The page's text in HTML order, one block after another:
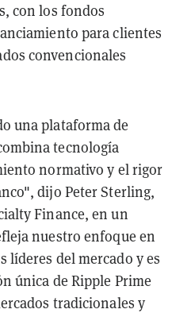
con los fondos
para clientes
convencionales
una plataforma de
tecnología
normativo y el rigor
dijo Peter Sterling,
Finance, en un
nuestro enfoque en
líderes del mercado y es
única de Ripple Prime
tradicionales y